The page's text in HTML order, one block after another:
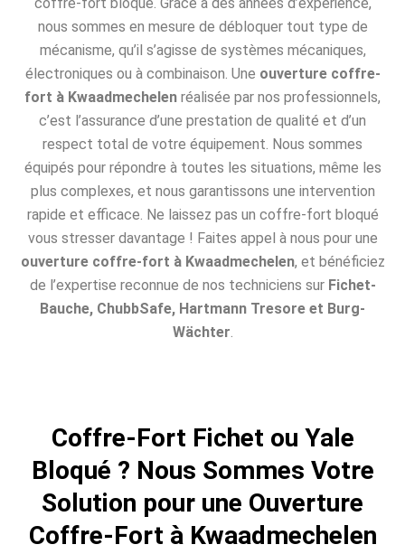
coffre-fort bloqué. Grâce à des années d’expérience,
nous sommes en mesure de débloquer tout type de
mécanisme, qu’il s’agisse de systèmes mécaniques,
électroniques ou à combinaison. Une ouverture coffre-
fort à Kwaadmechelen réalisée par nos professionnels,
c’est l’assurance d’une prestation de qualité et d’un
respect total de votre équipement. Nous sommes
équipés pour répondre à toutes les situations, même les
plus complexes, et nous garantissons une intervention
rapide et efficace. Ne laissez pas un coffre-fort bloqué
vous stresser davantage ! Faites appel à nous pour une
ouverture coffre-fort à Kwaadmechelen, et bénéficiez
de l’expertise reconnue de nos techniciens sur Fichet-
Bauche, ChubbSafe, Hartmann Tresore et Burg-
Wächter.
Coffre-Fort Fichet ou Yale
Bloqué ? Nous Sommes Votre
Solution pour une Ouverture
Coffre-Fort à Kwaadmechelen